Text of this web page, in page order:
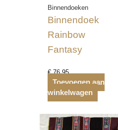
Binnendoeken
Binnendoek
Rainbow
Fantasy
€76,95
Toevoegen aan
winkelwagen